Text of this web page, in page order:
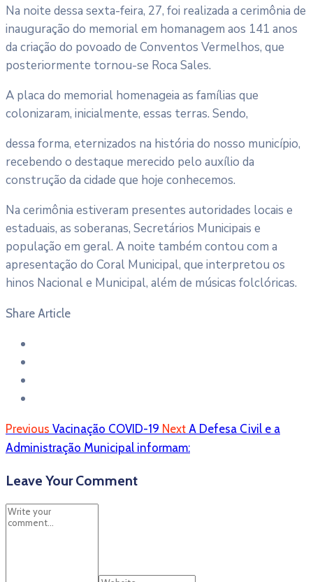
Na noite dessa sexta-feira, 27, foi realizada a cerimônia de
inauguração do memorial em homanagem aos 141 anos
da criação do povoado de Conventos Vermelhos, que
posteriormente tornou-se Roca Sales.
A placa do memorial homenageia as famílias que
colonizaram, inicialmente, essas terras. Sendo,
dessa forma, eternizados na história do nosso município,
recebendo o destaque merecido pelo auxílio da
construção da cidade que hoje conhecemos.
Na cerimônia estiveram presentes autoridades locais e
estaduais, as soberanas, Secretários Municipais e
população em geral. A noite também contou com a
apresentação do Coral Municipal, que interpretou os
hinos Nacional e Municipal, além de músicas folclóricas.
Share Article
Previous Vacinação COVID-19 Next A Defesa Civil e a
Administração Municipal informam:
Leave Your Comment